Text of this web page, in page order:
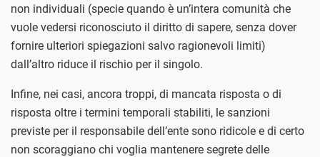
non individuali (specie quando è un’intera comunità che
vuole vedersi riconosciuto il diritto di sapere, senza dover
fornire ulteriori spiegazioni salvo ragionevoli limiti)
dall’altro riduce il rischio per il singolo.
Infine, nei casi, ancora troppi, di mancata risposta o di
risposta oltre i termini temporali stabiliti, le sanzioni
previste per il responsabile dell’ente sono ridicole e di certo
non scoraggiano chi voglia mantenere segrete delle